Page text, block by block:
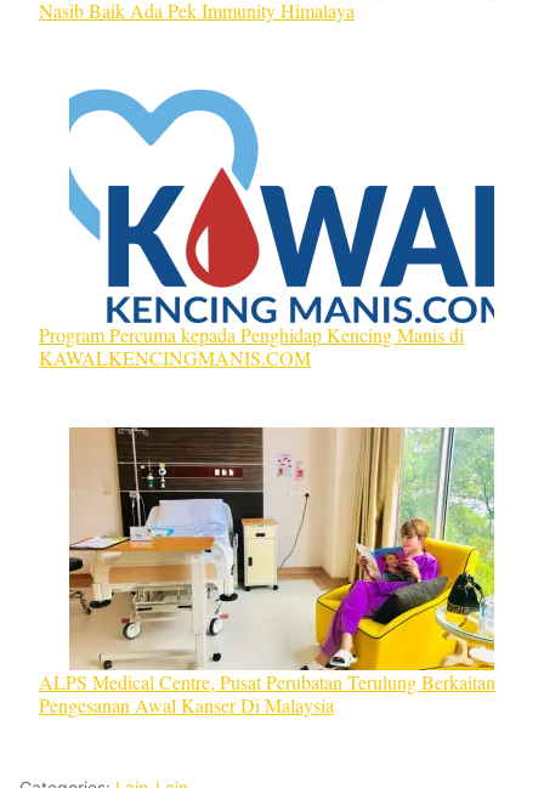
Nasib Baik Ada Pek Immunity Himalaya
Program Percuma kepada Penghidap Kencing Manis di
KAWALKENCINGMANIS.COM
ALPS Medical Centre, Pusat Perubatan Terulung Berkaitan
Pengesanan Awal Kanser Di Malaysia